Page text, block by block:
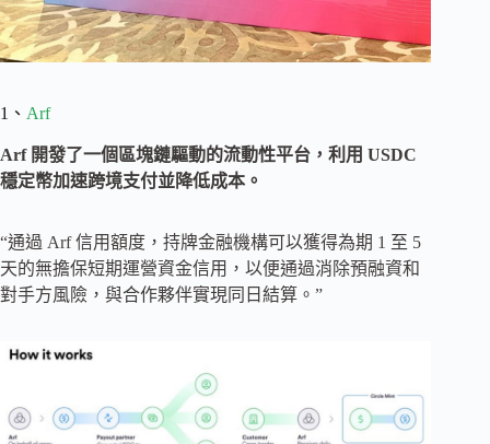
1、 Arf
Arf 開發了一個區塊鏈驅動的流動性平台，利用 USDC
穩定幣加速跨境支付並降低成本。
“通過 Arf 信用額度，持牌金融機構可以獲得為期 1 至 5
天的無擔保短期運營資金信用，以便通過消除預融資和
對手方風險，與合作夥伴實現同日結算。”